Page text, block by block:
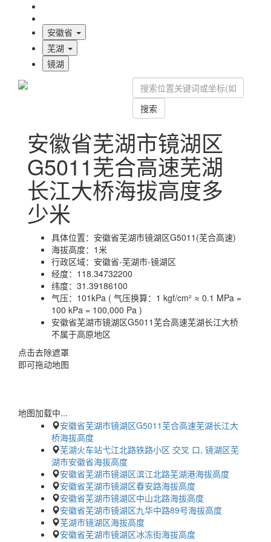
安徽省
芜湖
镜湖
搜索
安徽省芜湖市镜湖区
G5011芜合高速芜湖
长江大桥海拔高度多
少米
具体位置： 安徽省芜湖市镜湖区G5011(芜合高速)
海拔高度： 1米
行政区域： 安徽省-芜湖市-镜湖区
经度： 118.34732200
纬度： 31.39186100
气压： 101kPa ( 气压换算：1 kgf/cm² ≈ 0.1 MPa =
100 kPa = 100,000 Pa )
安徽省芜湖市镜湖区G5011芜合高速芜湖长江大桥
不属于高原地区
点击去除遮罩
即可拖动地图
地图加载中...
安徽省芜湖市镜湖区G5011芜合高速芜湖长江大
桥海拔高度
芜湖火车站弋江北路铁路小区 交叉 口, 镜湖区芜
湖市安徽省海拔高度
安徽省芜湖市镜湖区滨江北路芜湖港海拔高度
安徽省芜湖市镜湖区春安路海拔高度
安徽省芜湖市镜湖区中山北路海拔高度
安徽省芜湖市镜湖区九华中路89号海拔高度
芜湖市镜湖区海拔高度
安徽省芜湖市镜湖区冰冻街海拔高度